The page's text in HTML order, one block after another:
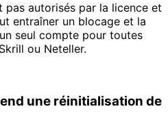
pas autorisés par la licence et
entraîner un blocage et la
seul compte pour toutes
ou Neteller.
une réinitialisation de